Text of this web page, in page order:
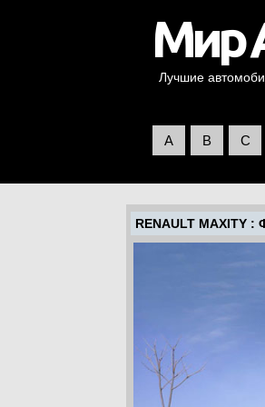
Лучшие
A B C
RENAULT MAXITY: